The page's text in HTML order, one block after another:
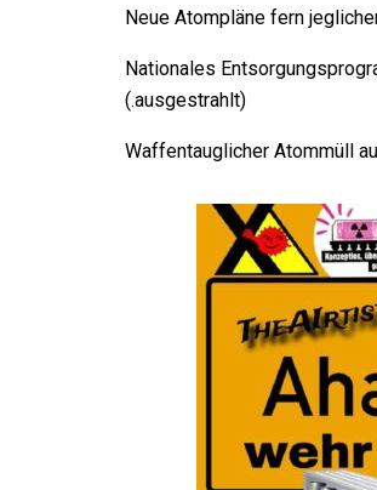
Neue Atompläne fern
Nationales
(.ausgestrahlt)
Waffentauglicher Atommüll